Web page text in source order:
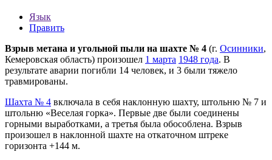
Язык
Править
Взрыв метана и угольной пыли на шахте № 4 (г. Осинники,
Кемеровская область) произошел 1 марта 1948 года. В
результате аварии погибли 14 человек, и 3 были тяжело
травмированы.
Шахта № 4 включала в себя наклонную шахту, штольню № 7 и
штольню «Веселая горка». Первые две были соединены
горными выработками, а третья была обособлена. Взрыв
произошел в наклонной шахте на откаточном штреке
горизонта +144 м.